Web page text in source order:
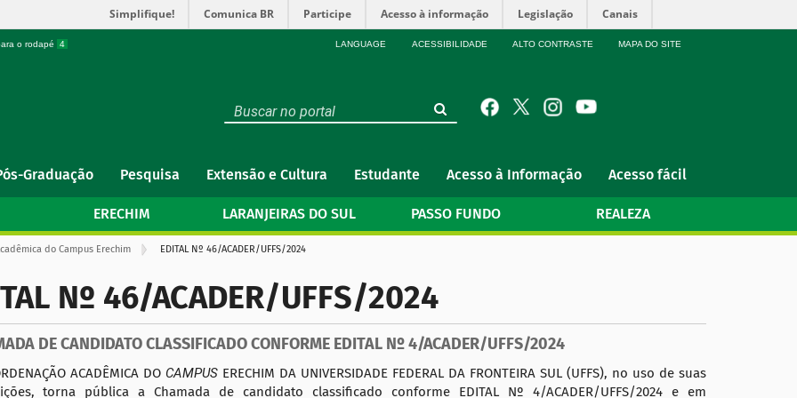
Simplifique! Comunica BR Participe Acesso à informação Legislação Canais
o rodapé 4 LANGUAGE ACESSIBILIDADE ALTO CONTRASTE MAPA DO SITE
Graduação Pesquisa Extensão e Cultura Estudante Acesso à Informação Acesso fácil
ERECHIM LARANJEIRAS DO SUL PASSO FUNDO REALEZA
do Campus Erechim EDITAL Nº 46/ACADER/UFFS/2024
Nº 46/ACADER/UFFS/2024
DE CANDIDATO CLASSIFICADO CONFORME EDITAL Nº 4/ACADER/UFFS/2024
ACADÊMICA DO CAMPUSERECHIM DA UNIVERSIDADE FEDERAL DA FRONTEIRA SUL (UFFS), no uso de suas
torna pública a Chamada de candidato classificado conforme EDITAL Nº 4/ACADER/UFFS/2024 e em